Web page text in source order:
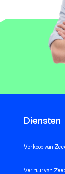
Diensten
Verkoop van
Verhuur van